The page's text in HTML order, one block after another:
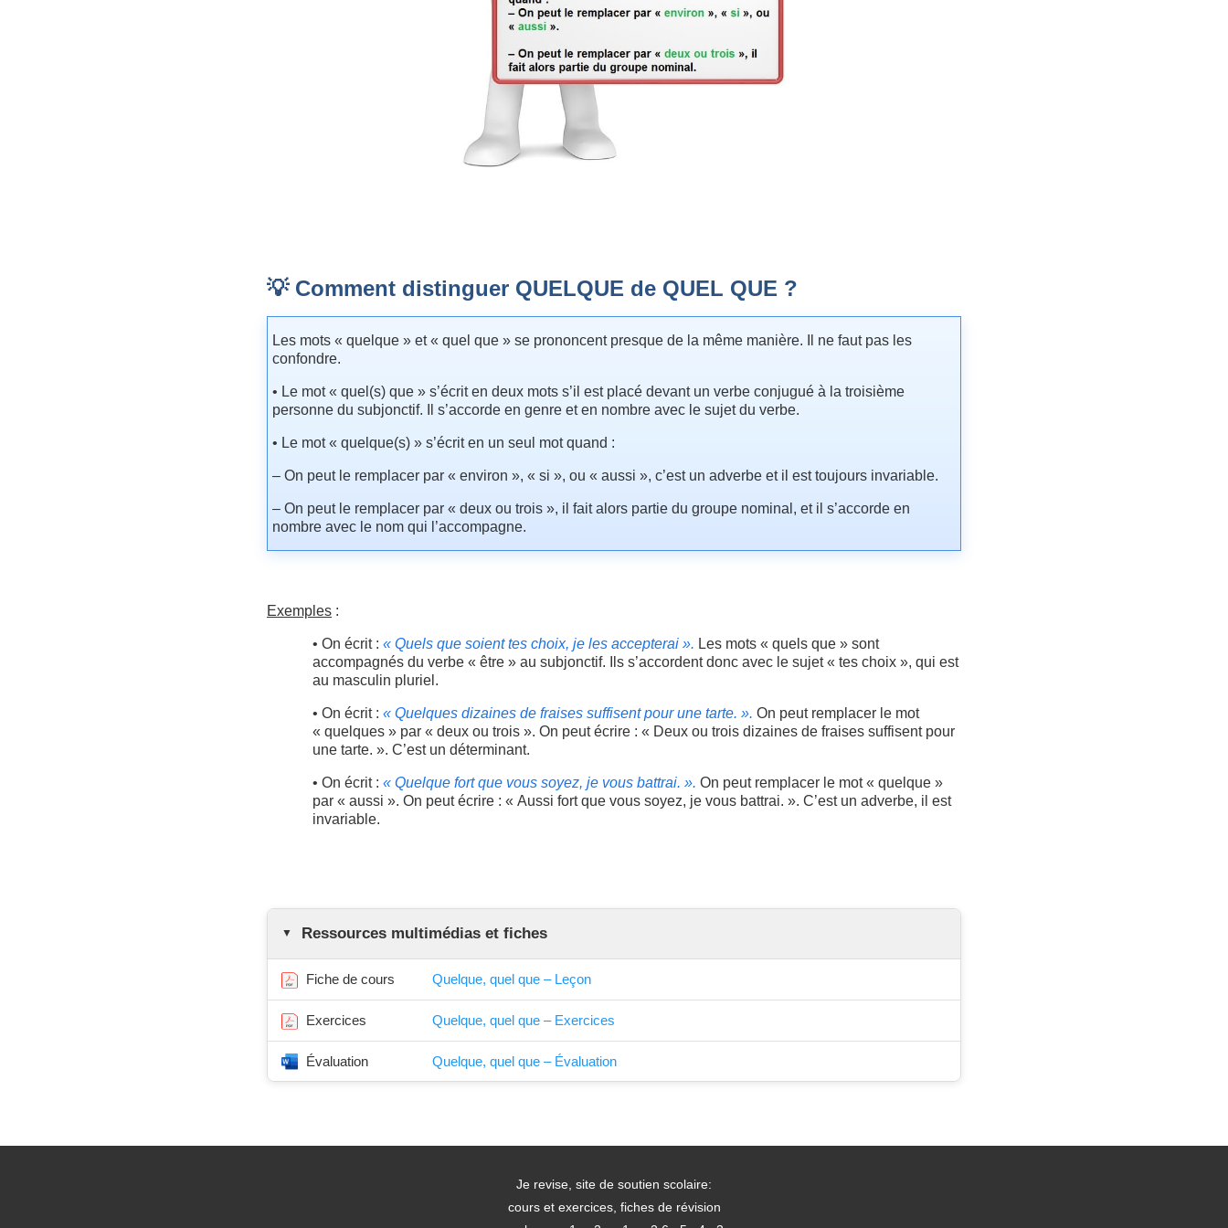
💡 Comment distinguer QUELQUE de QUEL QUE ?
Les mots « quelque » et « quel que » se prononcent presque de la même manière. Il ne faut pas les
confondre.
• Le mot « quel(s) que » s’écrit en deux mots s’il est placé devant un verbe conjugué à la troisième
personne du subjonctif. Il s’accorde en genre et en nombre avec le sujet du verbe.
• Le mot « quelque(s) » s’écrit en un seul mot quand :
– On peut le remplacer par « environ », « si », ou « aussi », c’est un adverbe et il est toujours invariable.
– On peut le remplacer par « deux ou trois », il fait alors partie du groupe nominal, et il s’accorde en
nombre avec le nom qui l’accompagne.
Exemples :
• On écrit : « Quels que soient tes choix, je les accepterai ». Les mots « quels que » sont
accompagnés du verbe « être » au subjonctif. Ils s’accordent donc avec le sujet « tes choix », qui est
au masculin pluriel.
• On écrit : « Quelques dizaines de fraises suffisent pour une tarte. ». On peut remplacer le mot
« quelques » par « deux ou trois ». On peut écrire : « Deux ou trois dizaines de fraises suffisent pour
une tarte. ». C’est un déterminant.
• On écrit : « Quelque fort que vous soyez, je vous battrai. ». On peut remplacer le mot « quelque »
par « aussi ». On peut écrire : « Aussi fort que vous soyez, je vous battrai. ». C’est un adverbe, il est
invariable.
Ressources multimédias et fiches
Fiche de cours Quelque, quel que – Leçon
Exercices Quelque, quel que – Exercices
Évaluation Quelque, quel que – Évaluation
Je revise, site de soutien scolaire:
cours et exercices, fiches de révision